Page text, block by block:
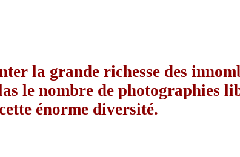
la grande richesse des
le nombre de photographies
énorme diversité.